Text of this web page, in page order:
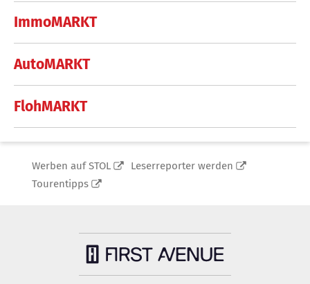
ImmoMARKT
AutoMARKT
FlohMARKT
Werben auf STOL
Leserreporter werden
Tourentipps